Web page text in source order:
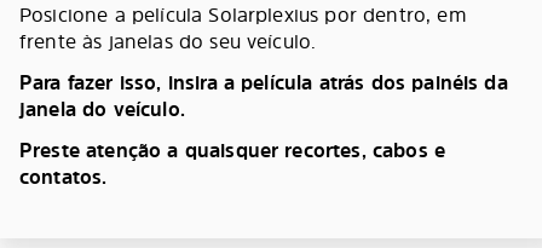
Posicione a película Solarplexius por dentro, em
frente às janelas do seu veículo.
Para fazer isso, insira a película atrás dos painéis da
janela do veículo.
Preste atenção a quaisquer recortes, cabos e
contatos.